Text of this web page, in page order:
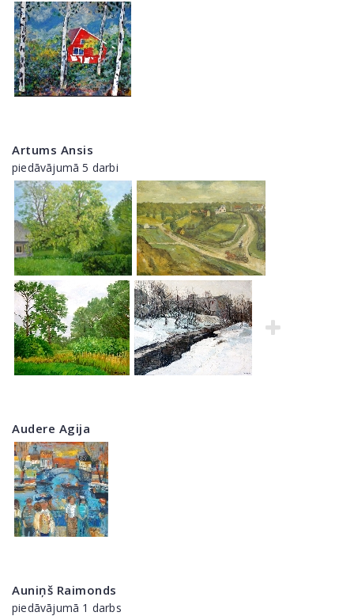
Artums Ansis
piedāvājumā 5 darbi
Audere Agija
Auniņš Raimonds
piedāvājumā 1 darbs